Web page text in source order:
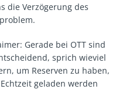
die Verzögerung des
Gerade bei OTT sind
sprich wieviel
um Reserven zu haben,
geladen werden